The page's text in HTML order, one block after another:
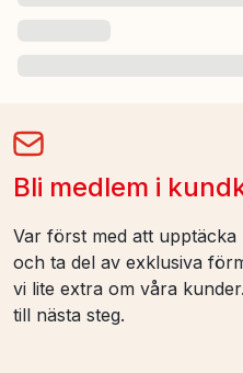
Bli medlem i
Var först med att
och ta del av exklusiva
vi lite extra om våra
till nästa steg.